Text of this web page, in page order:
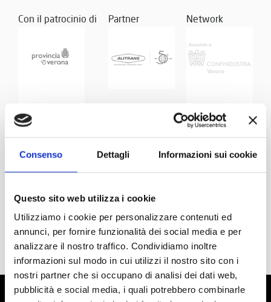
Consenso Dettagli Informazioni sui cookie
Questo sito web utilizza i cookie
Utilizziamo i cookie per personalizzare contenuti ed
annunci, per fornire funzionalità dei social media e per
analizzare il nostro traffico. Condividiamo inoltre
informazioni sul modo in cui utilizzi il nostro sito con i
nostri partner che si occupano di analisi dei dati web,
pubblicità e social media, i quali potrebbero combinarle
Con il patrocinio di Partner Network